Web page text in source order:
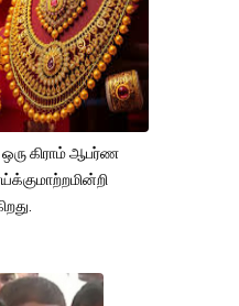
கிராம் ஆபர்ண